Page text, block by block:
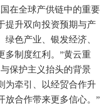
在全球产供链中的重要
提升双向投资预期与产
色产业、银发经济、
多制度红利。”黄云重
保护主义抬头的背景
为牵引、以经贸合作升
放合作带来更多信心。”